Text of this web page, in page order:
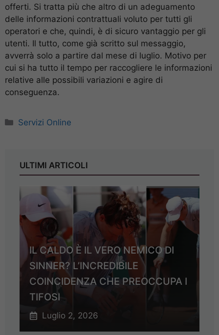
offerti. Si tratta più che altro di un adeguamento
delle informazioni contrattuali voluto per tutti gli
operatori e che, quindi, è di sicuro vantaggio per gli
utenti. Il tutto, come già scritto sul messaggio,
avverrà solo a partire dal mese di luglio. Motivo per
cui si ha tutto il tempo per raccogliere le informazioni
relative alle possibili variazioni e agire di
conseguenza.
Categorie
Servizi Online
ULTIMI ARTICOLI
IL CALDO È IL VERO NEMICO DI
SINNER? L’INCREDIBILE
COINCIDENZA CHE PREOCCUPA I
TIFOSI
Luglio 2, 2026